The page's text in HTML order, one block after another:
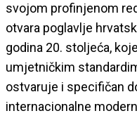
svojom profinjenom
otvara poglavlje
godina 20. stoljeća,
umjetničkim
ostvaruje i specifičan
internacionalne